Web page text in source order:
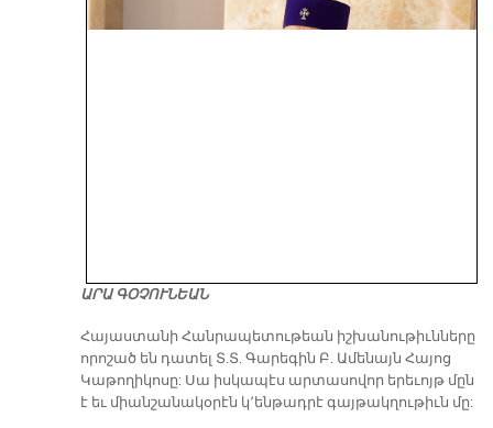
ԱՐԱ ԳՕՉՈՒՆԵԱՆ
​Հայաստանի Հանրապետութեան իշխանութիւնները
որոշած են դատել Տ.Տ. Գարեգին Բ. Ամենայն Հայոց
Կաթողիկոսը: Սա իսկապէս արտասովոր երեւոյթ մըն
է եւ միանշանակօրէն կ՚ենթադրէ գայթակղութիւն մը: